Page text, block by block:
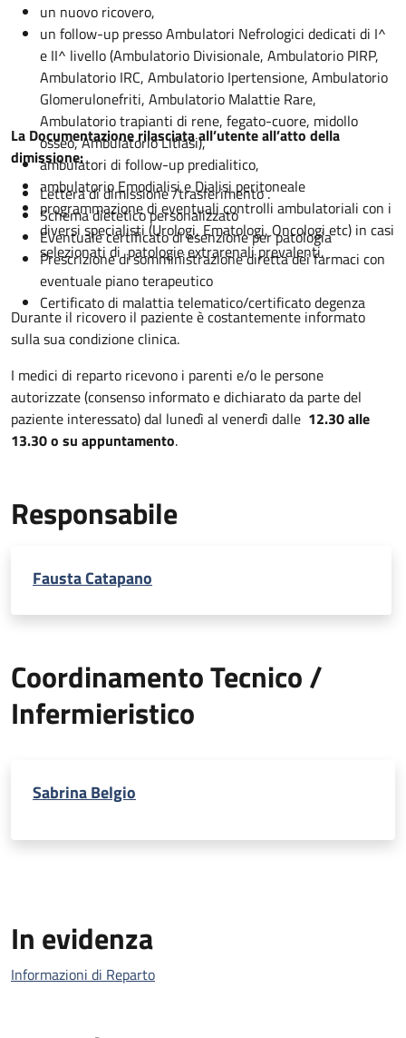
un nuovo ricovero,
un follow-up presso Ambulatori Nefrologici dedicati di I^
e II^ livello (Ambulatorio Divisionale, Ambulatorio PIRP,
Ambulatorio IRC, Ambulatorio Ipertensione, Ambulatorio
Glomerulonefriti, Ambulatorio Malattie Rare,
Ambulatorio trapianti di rene, fegato-cuore, midollo
osseo, Ambulatorio Litiasi),
ambulatori di follow-up predialitico,
ambulatorio Emodialisi e Dialisi peritoneale
programmazione di eventuali controlli ambulatoriali con i
diversi specialisti (Urologi, Ematologi, Oncologi etc) in casi
selezionati di patologie extrarenali prevalenti.
La Documentazione rilasciata all’utente all’atto della
dimissione:
Lettera di dimissione /trasferimento .
Schema dietetico personalizzato
Eventuale certificato di esenzione per patologia
Prescrizione di somministrazione diretta dei farmaci con
eventuale piano terapeutico
Certificato di malattia telematico/certificato degenza
Durante il ricovero il paziente è costantemente informato
sulla sua condizione clinica.
I medici di reparto ricevono i parenti e/o le persone
autorizzate (consenso informato e dichiarato da parte del
paziente interessato) dal lunedì al venerdì dalle 12.30 alle
13.30 o su appuntamento.
Responsabile
Fausta Catapano
Coordinamento Tecnico /
Infermieristico
Sabrina Belgio
In evidenza
Informazioni di Reparto